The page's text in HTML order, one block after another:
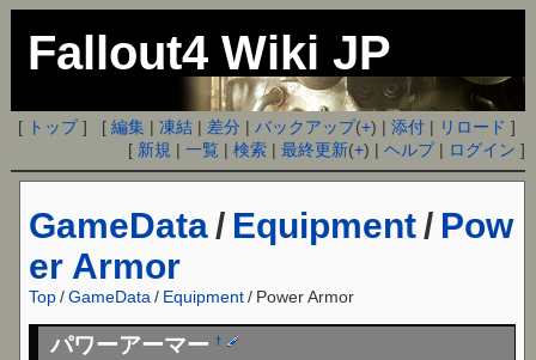
Fallout4 Wiki JP
[ トップ] [編集 |凍結 | 差分 |バックアップ(+) |添付 | リロード ]
[ 新規 |一覧 |検索 |最終更新(+) |ヘルプ| ログイン ]
GameData / Equipment / Pow
er Armor
Top /GameData / Equipment/ Power Armor
パワーアーマー†